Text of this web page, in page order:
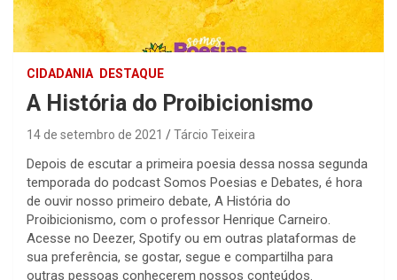
CIDADANIA DESTAQUE
A História do Proibicionismo
14 de setembro de 2021 Tárcio Teixeira
Depois de escutar a primeira poesia dessa nossa segunda
temporada do podcast Somos Poesias e Debates, é hora
de ouvir nosso primeiro debate, A História do
Proibicionismo, com o professor Henrique Carneiro.
Acesse no Deezer, Spotify ou em outras plataformas de
sua preferência, se gostar, segue e compartilha para
outras pessoas conhecerem nossos conteúdos.